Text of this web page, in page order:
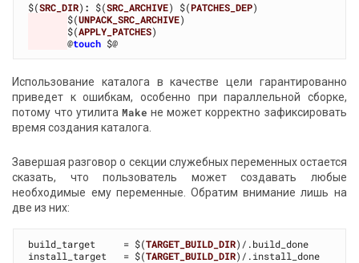
$(SRC_DIR) : $(SRC_ARCHIVE) $(PATCHES_DEP
$(UNPACK_SRC_ARCHIVE
$(APPLY_PATCHES
@touch
Использование каталога в качестве цели гарантированно
приведет к ошибкам, особенно при параллельной сборке,
потому что утилита Make не может корректно зафиксировать
время создания каталога.
Завершая разговор о секции служебных переменных остается
сказать, что пользователь может создавать любые
необходимые ему переменные. Обратим внимание лишь на
две из них:
build_target     = $(TARGET_BUILD_DIR)/.build_done
install_target   = $(TARGET_BUILD_DIR